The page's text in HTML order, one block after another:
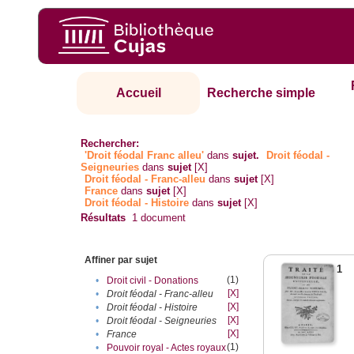
Accueil Recherche simple
Rechercher:
'Droit féodal Franc alleu' danssujet.
Droit féodal -
Seigneuries danssujet [X]
Droit féodal - Franc-alleu‎ danssujet [X]
France danssujet [X]
Droit féodal - Histoire danssujet [X]
Résultats 1 document
Affiner par sujet
•
Droit civil - Donations
(1)
•
Droit féodal - Franc-alleu‎
[X]
•
Droit féodal - Histoire
[X]
•
Droit féodal - Seigneuries
[X]
•
France
[X]
•
Pouvoir royal - Actes royaux(1)
1